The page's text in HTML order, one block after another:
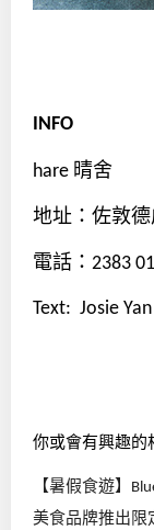
INFO
hare 晴舍
地址：佐敦
電話： 2383
Text: Josie Yan
你或會有興趣的
【暑假食遊】
美食品牌推出限